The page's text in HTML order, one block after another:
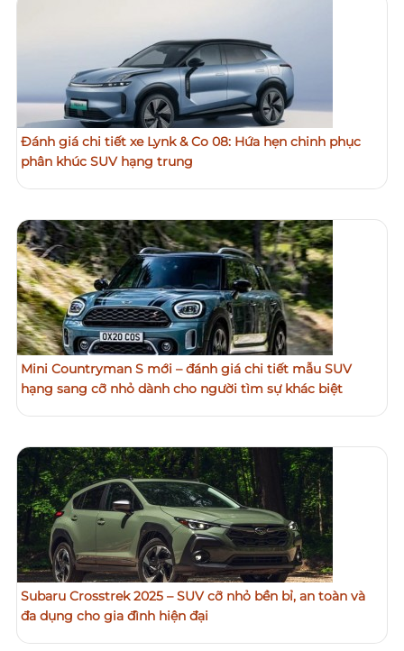
Đánh giá chi tiết xe Lynk & Co 08: Hứa hẹn chinh phục
phân khúc SUV hạng trung
Mini Countryman S mới – đánh giá chi tiết mẫu SUV
hạng sang cỡ nhỏ dành cho người tìm sự khác biệt
Subaru Crosstrek 2025 – SUV cỡ nhỏ bền bỉ, an toàn và
đa dụng cho gia đình hiện đại